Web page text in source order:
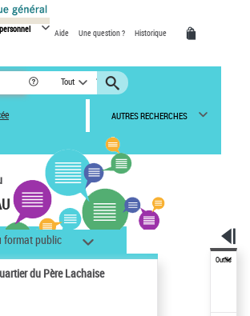
Aide Une question ? Historique
Tout
AUTRES RECHERCHES
format public
du Père Lachaise
Outils